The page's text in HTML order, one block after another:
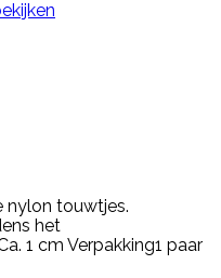
nylon touwtjes.
het
1 cm Verpakking1 paar